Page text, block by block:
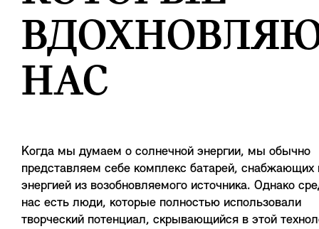
НАС
Когда мы думаем о солнечной энергии, мы обычно
представляем себе комплекс батарей, снабжающих
энергией из возобновляемого источника. Однако
нас есть люди, которые полностью использовали
творческий потенциал, скрывающийся в этой